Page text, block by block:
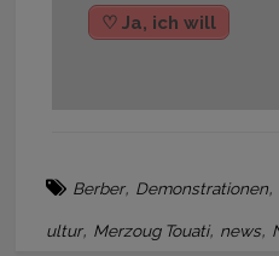
♡ Ja, ich will
Berber, Demonstrationen,
ultur, Merzoug Touati, news,